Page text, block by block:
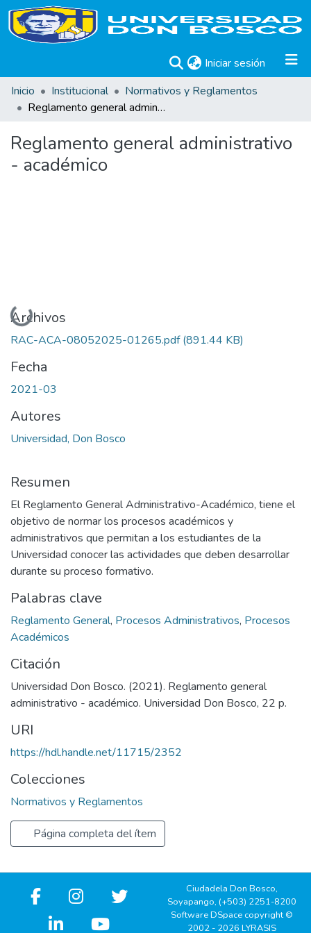
Iniciar sesión (current)
Inicio
Institucional
Normativos y Reglamentos
Reglamento general administrativo - académico
Reglamento general administrativo
- académico
Cargando...
Archivos
RAC-ACA-08052025-01265.pdf(891.44 KB)
Fecha
2021-03
Autores
Universidad, Don Bosco
Resumen
El Reglamento General Administrativo-Académico, tiene el
objetivo de normar los procesos académicos y
administrativos que permitan a los estudiantes de la
Universidad conocer las actividades que deben desarrollar
durante su proceso formativo.
Palabras clave
Reglamento General, Procesos Administrativos, Procesos
Académicos
Citación
Universidad Don Bosco. (2021). Reglamento general
administrativo - académico. Universidad Don Bosco, 22 p.
URI
https://hdl.handle.net/11715/2352
Colecciones
Normativos y Reglamentos
Página completa del ítem
Ciudadela Don Bosco,
Soyapango, (+503) 2251-8200
Software DSpace copyright ©
2002 - 2026 LYRASIS